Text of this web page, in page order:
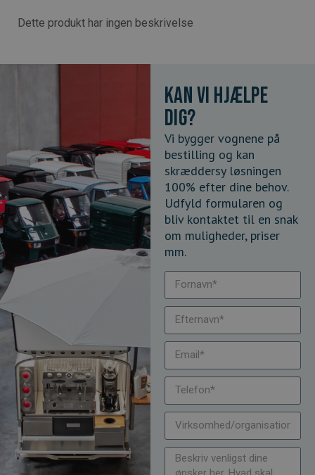
Dette produkt har ingen beskrivelse
Kan vi hjælpe
dig?
Vi bygger vognene på
bestilling og kan
skræddersy løsningen
100% efter dine behov.
Udfyld formularen og
bliv kontaktet til en snak
om muligheder, priser
mm.